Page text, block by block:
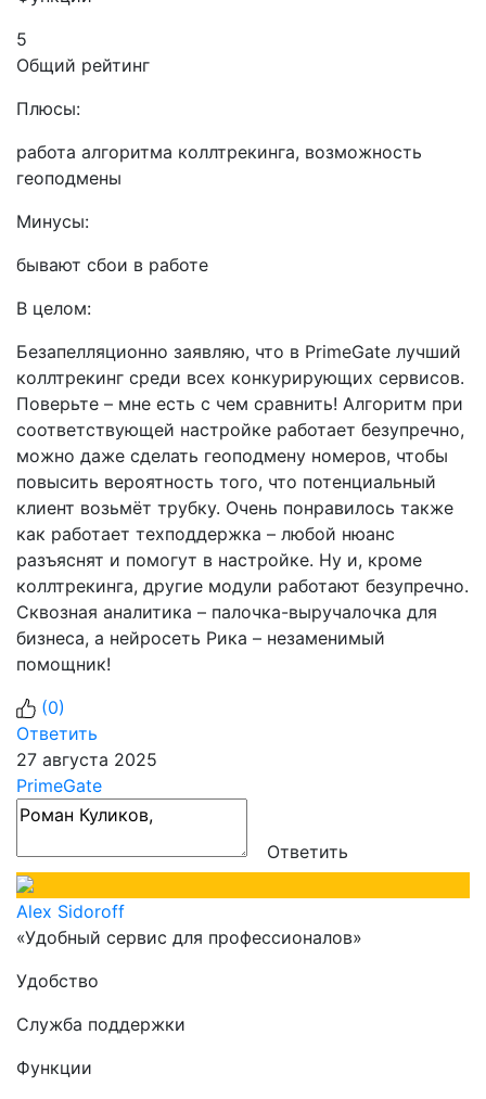
5
Общий рейтинг
Плюсы:
работа алгоритма коллтрекинга, возможность
геоподмены
Минусы:
бывают сбои в работе
В целом:
Безапелляционно заявляю, что в PrimeGate лучший
коллтрекинг среди всех конкурирующих сервисов.
Поверьте – мне есть с чем сравнить! Алгоритм при
соответствующей настройке работает безупречно,
можно даже сделать геоподмену номеров, чтобы
повысить вероятность того, что потенциальный
клиент возьмёт трубку. Очень понравилось также
как работает техподдержка – любой нюанс
разъяснят и помогут в настройке. Ну и, кроме
коллтрекинга, другие модули работают безупречно.
Сквозная аналитика – палочка-выручалочка для
бизнеса, а нейросеть Рика – незаменимый
помощник!
(0)
Ответить
27 августа 2025
PrimeGate
Ответить
Alex Sidoroff
«Удобный сервис для профессионалов»
Удобство
Служба поддержки
Функции